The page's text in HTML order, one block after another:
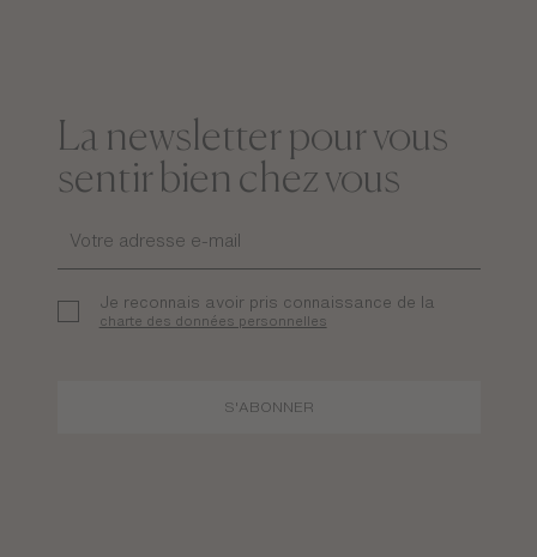
La newsletter pour vous
sentir bien chez vous
Je reconnais avoir pris connaissance de la
charte des données personnelles
S'ABONNER